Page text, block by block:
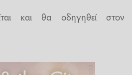
και θα οδηγηθεί στον